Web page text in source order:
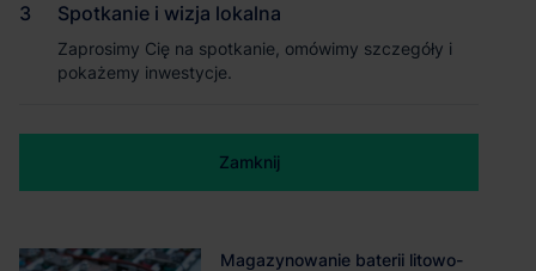
Akustyka hali magazynowej 24/7: jak
ograniczamy hałas, poprawiamy komfort pracy
bezpieczne operacje
Popraw akustykę w hali magazynowej podczas pracy 24/7. Poznaj panele
Magazynowanie baterii litowo-
Spotkanie i wizja lokalna
Zaprosimy Cię na spotkanie, omówimy szczegóły i
pokażemy inwestycje.
Zamknij